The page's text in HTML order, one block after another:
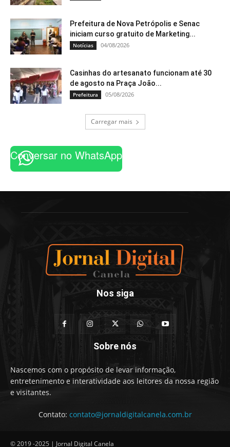
Prefeitura de Nova Petrópolis e Senac
iniciam curso gratuito de Marketing...
Notícias 04/08/2026
Casinhas do artesanato funcionam até 30
de agosto na Praça João...
Prefeitura 05/08/2026
Carregar mais
Conversar no WhatsApp
Nos siga
Sobre nós
Nascemos com o propósito de levar informação,
entretenimento e interatividade aos leitores da nossa região
e visitantes.
Contato: contato@jornaldigitalcanela.com.br
© 2019 -2025 | Jornal Digital Canela